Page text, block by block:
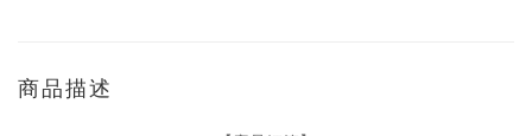
商品描述